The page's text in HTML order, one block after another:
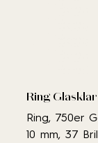
Ring
Ring, 750er
10 mm, 37